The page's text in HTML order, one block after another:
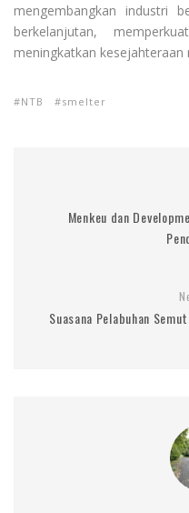
mengembangkan industri
berkelanjutan,
meningkatkan kesejahteraan
NTB smelter
Menkeu dan
Suasana Pelabuhan